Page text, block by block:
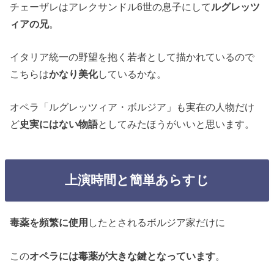
チェーザレはアレクサンドル6世の息子にして ルグレッツ
ィアの兄。
イタリア統一の野望を抱く若者として描かれているので
こちらはかなり美化しているかな。
オペラ「ルグレッツィア・ボルジア」も実在の人物だけ
ど史実にはない物語としてみたほうがいいと思います。
上演時間と簡単あらすじ
毒薬を頻繁に使用 したとされるボルジア家だけに
このオペラには毒薬が大きな鍵となっています。